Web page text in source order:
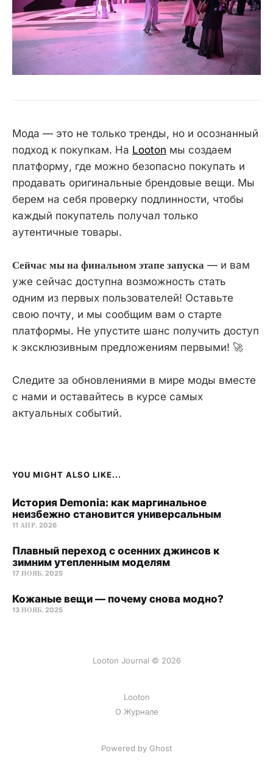
Мода — это не только тренды, но и осознанный
подход к покупкам. На Looton мы создаем
платформу, где можно безопасно покупать и
продавать оригинальные брендовые вещи. Мы
берем на себя проверку подлинности, чтобы
каждый покупатель получал только
аутентичные товары.
Сейчас мы на финальном этапе запуска — и вам
уже сейчас доступна возможность стать
одним из первых пользователей! Оставьте
свою почту, и мы сообщим вам о старте
платформы. Не упустите шанс получить доступ
к эксклюзивным предложениям первыми! 🚀
Следите за обновлениями в мире моды вместе
с нами и оставайтесь в курсе самых
актуальных событий.
YOU MIGHT ALSO LIKE...
История Demonia: как маргинальное
неизбежно становится универсальным
11 АПР. 2026
Плавный переход с осенних джинсов к
зимним утепленным моделям
17 НОЯБ. 2025
Кожаные вещи — почему снова модно?
13 НОЯБ. 2025
Looton Journal © 2026
Looton
О Журнале
Powered by Ghost